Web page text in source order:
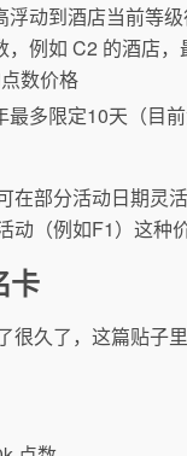
浮动到酒店当前等
，例如 C2 的酒店，
数价格
最多限定10天（目
在部分活动日期灵
动（例如F1）这种
卡
很久了，这篇贴子